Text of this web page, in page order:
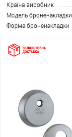
Країна виробник
Модель броненакладки
Форма броненакладки